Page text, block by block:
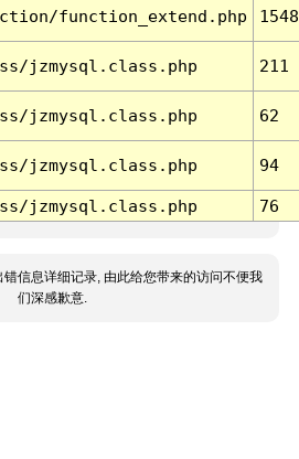
function_extend.php 1548
jzmysql.class.php 211
jzmysql.class.php 62
jzmysql.class.php 94
jzmysql.class.php 76
错信息详细记录, 由此给您带来的访问不便我
们深感歉意.